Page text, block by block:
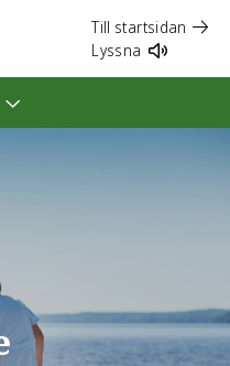
Till startsidan
Lyssna